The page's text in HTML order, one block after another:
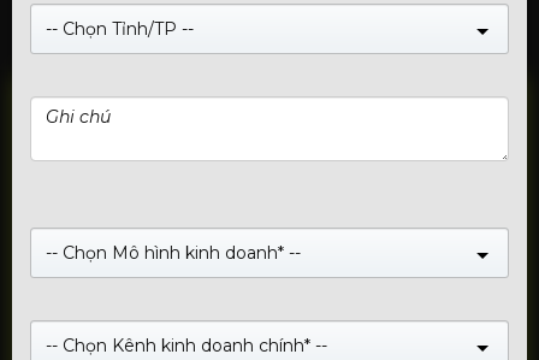
-- Chọn Tỉnh/TP --
-- Chọn Mô hình kinh doanh* --
-- Chọn Kênh kinh doanh chính* --